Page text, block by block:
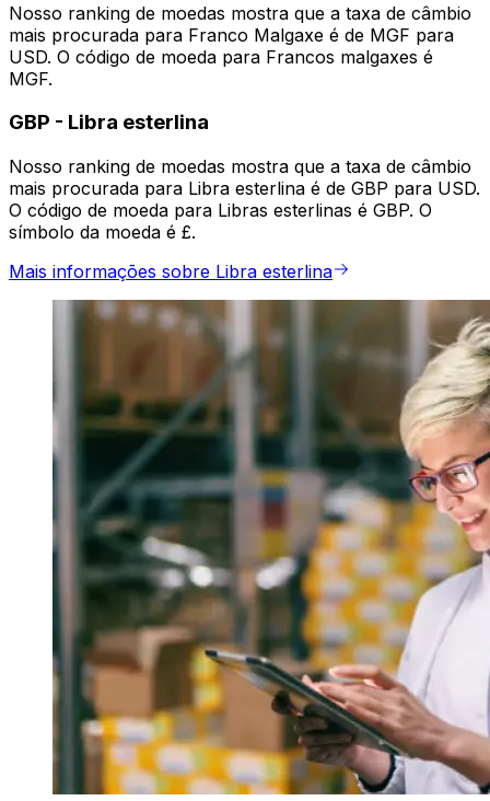
Nosso ranking de moedas mostra que a taxa de câmbio
mais procurada para Franco Malgaxe é de MGF para
USD. O código de moeda para Francos malgaxes é
MGF.
GBP - Libra esterlina
Nosso ranking de moedas mostra que a taxa de câmbio
mais procurada para Libra esterlina é de GBP para USD.
O código de moeda para Libras esterlinas é GBP. O
símbolo da moeda é £.
Mais informações sobre Libra esterlina